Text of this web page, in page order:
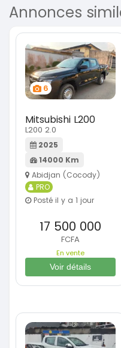
Annonces
6
Mitsubishi L200
L200 2.0
2025
14000 Km
Abidjan (Cocody)
PRO
Posté il y a 1 jour
17 500 000
FCFA
En vente
Voir détails